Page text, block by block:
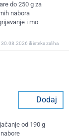
do 250 g za
nabora
i mo
ili isteka zaliha
Dodaj
od 190 g